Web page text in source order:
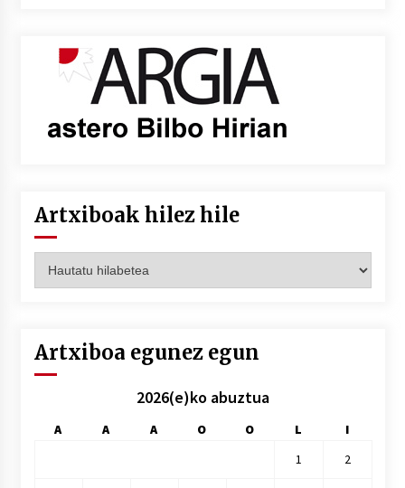
Artxiboak hilez hile
hilez
Artxiboa egunez egun
2026(e)ko abuztua
A A A O O L
I
1
2